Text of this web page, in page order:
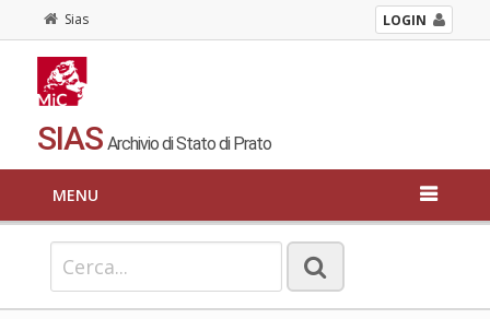
Sias LOGIN
SIAS Archivio di Stato di Prato
MENU